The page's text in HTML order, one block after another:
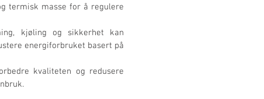
termisk masse for å regulere
kjøling og sikkerhet kan
energiforbruket basert på
kvaliteten og redusere